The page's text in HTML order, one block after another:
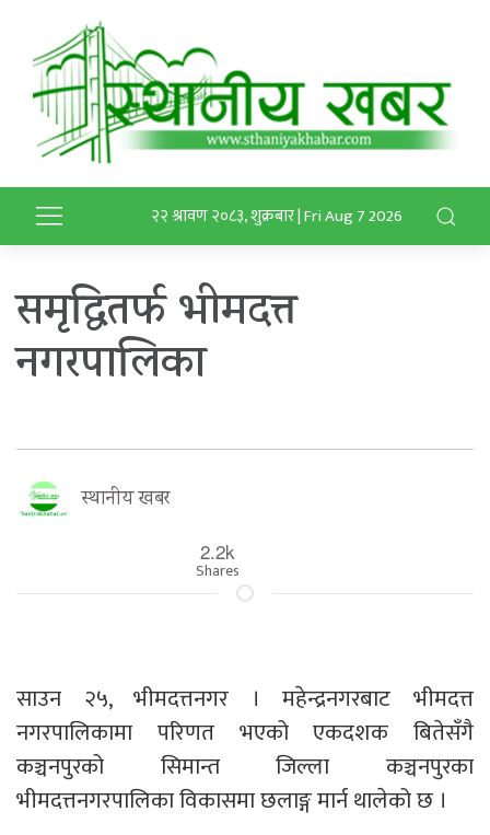
२२ श्रावण २०८३, शुक्रबार | Fri Aug 7 2026
समृद्धितर्फ भीमदत्त
नगरपालिका
स्थानीय खबर
2.2k
Shares
साउन २५, भीमदत्तनगर । महेन्द्रनगरबाट भीमदत्त
नगरपालिकामा परिणत भएको एकदशक बितेसँगै
कञ्चनपुरको सिमान्त जिल्ला कञ्चनपुरका
भीमदत्तनगरपालिका विकासमा छलाङ्ग मार्न थालेको छ ।